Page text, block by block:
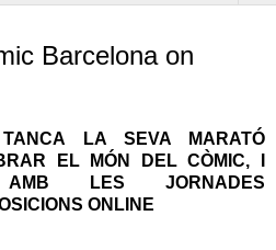
Barcelona on
LA SEVA MARATÓ
EL MÓN DEL CÒMIC, I
LES JORNADES
ONLINE